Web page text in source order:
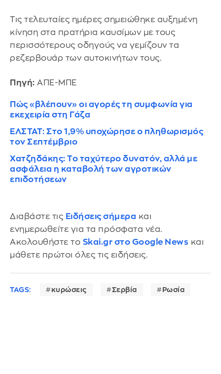
Τις τελευταίες ημέρες σημειώθηκε αυξημένη
κίνηση στα πρατήρια καυσίμων με τους
περισσότερους οδηγούς να γεμίζουν τα
ρεζερβουάρ των αυτοκινήτων τους.
Πηγή: ΑΠΕ-ΜΠΕ
Πώς «βλέπουν» οι αγορές τη συμφωνία για
εκεχειρία στη Γάζα
ΕΛΣΤΑΤ: Στο 1,9% υποχώρησε ο πληθωρισμός
τον Σεπτέμβριο
Χατζηδάκης: Το ταχύτερο δυνατόν, αλλά με
ασφάλεια η καταβολή των αγροτικών
επιδοτήσεων
Διαβάστε τις Ειδήσεις σήμερα και
ενημερωθείτε για τα πρόσφατα νέα.
Ακολουθήστε το Skai.gr στο Google News και
μάθετε πρώτοι όλες τις ειδήσεις.
TAGS: κυρώσεις Σερβία Ρωσία